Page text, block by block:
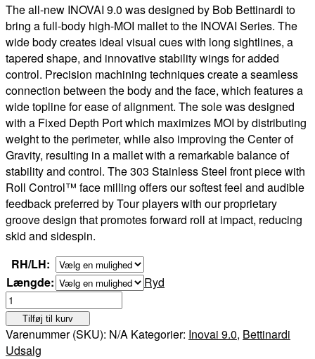
The all-new INOVAI 9.0 was designed by Bob Bettinardi to
bring a full-body high-MOI mallet to the INOVAI Series. The
wide body creates ideal visual cues with long sightlines, a
tapered shape, and innovative stability wings for added
control. Precision machining techniques create a seamless
connection between the body and the face, which features a
wide topline for ease of alignment. The sole was designed
with a Fixed Depth Port which maximizes MOI by distributing
weight to the perimeter, while also improving the Center of
Gravity, resulting in a mallet with a remarkable balance of
stability and control. The 303 Stainless Steel front piece with
Roll Control™ face milling offers our softest feel and audible
feedback preferred by Tour players with our proprietary
groove design that promotes forward roll at impact, reducing
skid and sidespin.
RH/LH:
Længde:
Ryd
Bettinardi
Inovai
9.0
Spud
Tilføj til kurv
Varenummer (SKU): N/A Kategorier: Inovai 9.0, Bettinardi
Udsalg